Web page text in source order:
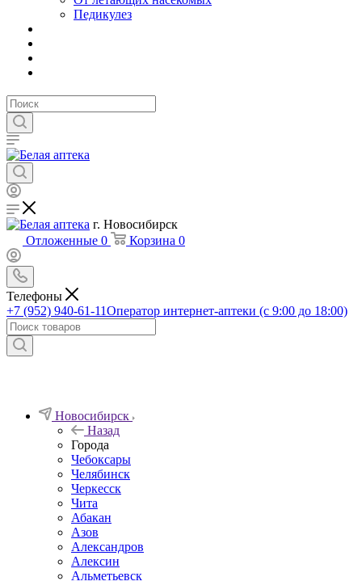
Педикулез
г. Новосибирск
Отложенные 0 Корзина 0
Телефоны
+7 (952) 940-61-11Оператор интернет-аптеки (с 9:00 до 18:00)
Новосибирск
Назад
Города
Чебоксары
Челябинск
Черкесск
Чита
Абакан
Азов
Александров
Алексин
Альметьевск